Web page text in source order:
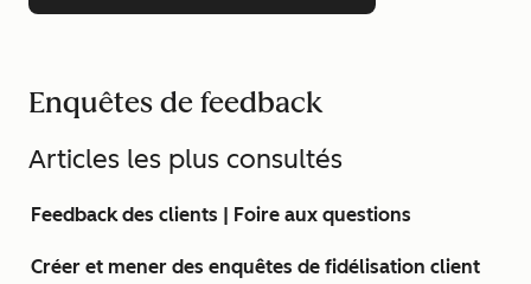
Enquêtes de feedback
Articles les plus consultés
Feedback des clients | Foire aux questions
Créer et mener des enquêtes de fidélisation client